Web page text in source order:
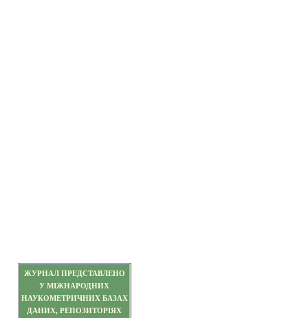
ЖУРНАЛ ПРЕДСТАВЛЕНО
У МІЖНАРОДНИХ
НАУКОМЕТРИЧНИХ БАЗАХ
ДАНИХ, РЕПОЗИТОРІЯХ